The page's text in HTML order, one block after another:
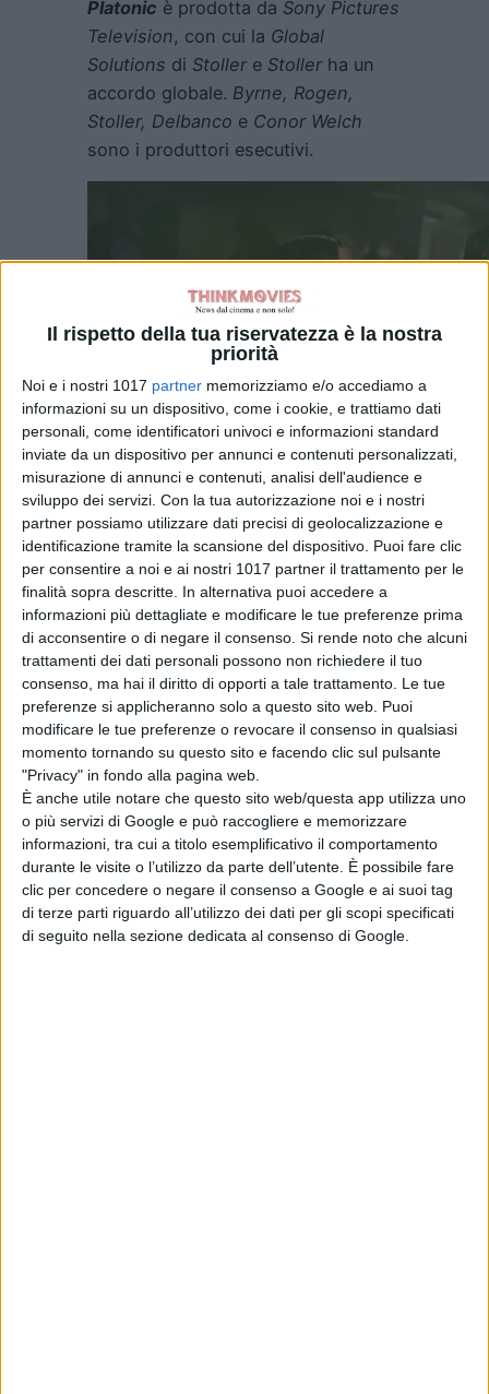
Il rispetto della tua riservatezza è la nostra
priorità
Noi e i nostri 1017 partner memorizziamo e/o accediamo a
informazioni su un dispositivo, come i cookie, e trattiamo dati
personali, come identificatori univoci e informazioni standard
inviate da un dispositivo per annunci e contenuti personalizzati,
misurazione di annunci e contenuti, analisi dell'audience e
sviluppo dei servizi. Con la tua autorizzazione noi e i nostri
partner possiamo utilizzare dati precisi di geolocalizzazione e
identificazione tramite la scansione del dispositivo. Puoi fare clic
per consentire a noi e ai nostri 1017 partner il trattamento per le
finalità sopra descritte. In alternativa puoi accedere a
informazioni più dettagliate e modificare le tue preferenze prima
di acconsentire o di negare il consenso. Si rende noto che alcuni
trattamenti dei dati personali possono non richiedere il tuo
consenso, ma hai il diritto di opporti a tale trattamento. Le tue
preferenze si applicheranno solo a questo sito web. Puoi
modificare le tue preferenze o revocare il consenso in qualsiasi
momento tornando su questo sito e facendo clic sul pulsante
"Privacy" in fondo alla pagina web.
È anche utile notare che questo sito web/questa app utilizza uno
o più servizi di Google e può raccogliere e memorizzare
informazioni, tra cui a titolo esemplificativo il comportamento
durante le visite o l’utilizzo da parte dell’utente. È possibile fare
clic per concedere o negare il consenso a Google e ai suoi tag
di terze parti riguardo all’utilizzo dei dati per gli scopi specificati
di seguito nella sezione dedicata al consenso di Google.
Platonic è prodotta da Sony Pictures
Television, con cui la Global
Solutions di Stollere Stollerha un
accordo globale. Byrne, Rogen,
Stoller, Delbanco e Conor Welch
sono i produttori esecutivi.
La serie segna una nuova
collaborazione traApple TV+eRose
Byrne,che è anche protagonista
Physical , la serie
Apple Original
acclamata dalla critica e pronta per
debuttare con la terza stagione nel
corso dell’anno.Seth Rogensarà
anche protagonista di una serie
comedy, ancora senza titolo, che
scriverà, dirigerà e produrrà insieme
aEvan Goldberg per Apple TV+.
Leggi anche:STILL: la storia di
Michael J. Fox: l’artwork e il trailer